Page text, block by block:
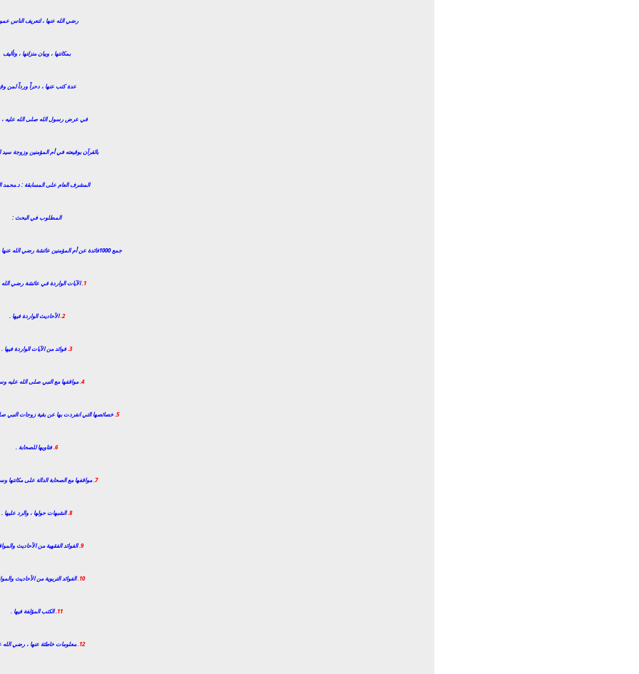
رضي الله عنها ، لتعريف الناس
بمكانتها ، وبيان منزلتها ، وتأليف
عدة كتب عنها ، دحراً ورداً لمن
في عرض رسول الله صلى الله عليه
بالقرآن بوقيعته في أم المؤمنين وزوجة سيد
المشرف العام على المسابقة : د.محمد
المطلوب في البحث :
جمع 1000فائدة عن أم المؤمنين عائشة رضي الله عنها ، وهذه الفوائد تحتوي :
1. الآيات الواردة في عائشة رضي الله
2. الأحاديث الواردة فيها .
3. فوائد من الآيات الواردة فيها .
4. مواقفها مع النبي صلى الله عليه
5. خصائصها التي انفردت بها عن بقية زوجات النبي
6. فتاويها للصحابة .
7. مواقفها مع الصحابة الدالة على مكانتها
8.الشبهات حولها ، والرد عليها .
9.الفوائد الفقهية من الأحاديث
10. الفوائد التربوية من الأحاديث
11. الكتب المؤلفة فيها .
12. معلومات خاطئة عنها ، رضي الله